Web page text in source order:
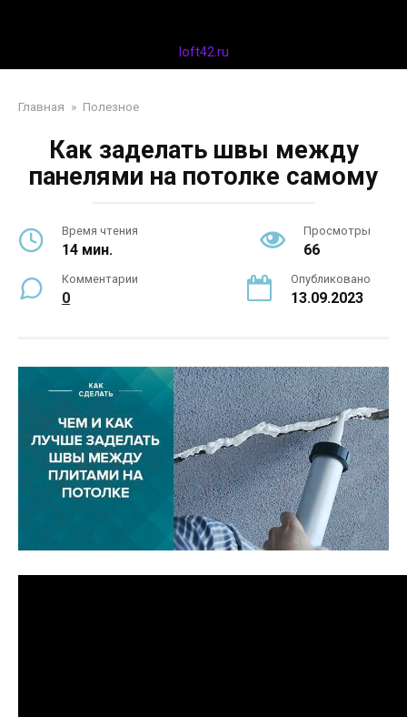
loft42.ru
Главная » Полезное
Как заделать швы между
панелями на потолке самому
Время чтения
14 мин.
Просмотры
66
Комментарии
0
Опубликовано
13.09.2023